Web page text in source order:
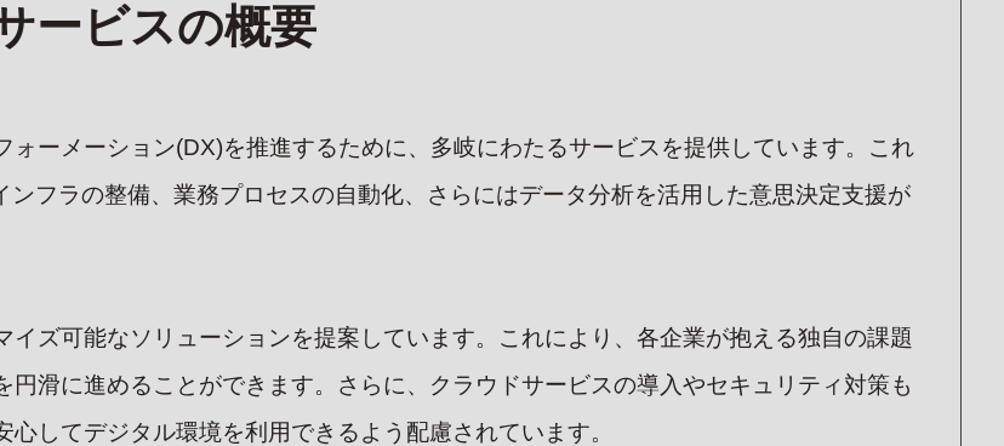
ービスの概要
ーメーション(DX)を推進するために、多岐にわたるサービスを提供しています。これ
フラの整備、業務プロセスの自動化、さらにはデータ分析を活用した意思決定支援が
ズ可能なソリューションを提案しています。これにより、各企業が抱える独自の課題
滑に進めることができます。さらに、クラウドサービスの導入やセキュリティ対策も
してデジタル環境を利用できるよう配慮されています。